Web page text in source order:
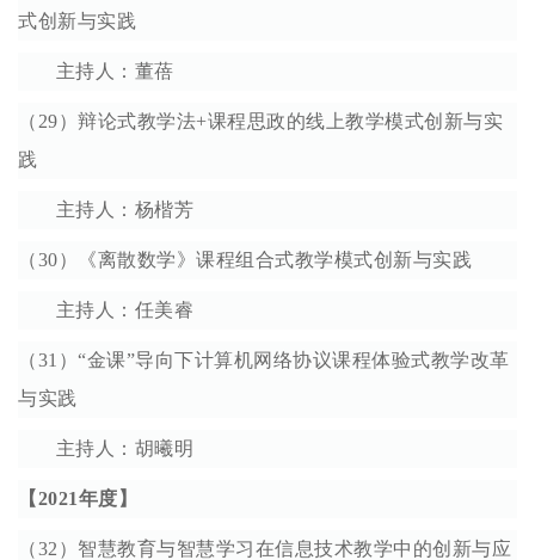
式创新与实践
主持人： 董蓓
（29）辩论式教学法+课程思政的线上教学模式创新与实
践
主持人： 杨楷芳
（30）《离散数学》课程组合式教学模式创新与实践
主持人： 任美睿
（31）“金课”导向下计算机网络协议课程体验式教学改革
与实践
主持人： 胡曦明
【2021年度】
（32 ）智慧教育与智慧学习在信息技术教学中的创新与应